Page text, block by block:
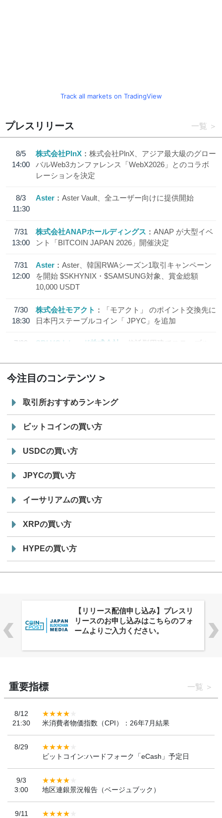
Track all markets on TradingView
プレスリリース 一覧
8/5
14:00
株式会社PlnX
株式会社PlnX、アジア最大級のグロー
バルWeb3カンファレンス「WebX2026」とのコラボ
レーションを決定
8/3
11:30
Aster Aster Vault、全ユーザー向けに提供開始
7/31
13:00
株式会社ANAPホールディングス
ANAP が大型イベ
ント「BITCOIN JAPAN 2026」開催決定
7/31
12:00
Aster
Aster、韓国RWAシーズン1取引キャンペーン
を開始 $SKHYNIX・$SAMSUNG対象、賞金総額
10,000 USDT
7/30
18:30
株式会社モアクト
「モアクト」 のポイント交換先に
日本円ステーブルコイン「 JPYC」を追加
7/29
SBI VCトレード株式会社
信託型円建てステーブル
今注目のコンテンツ
取引所おすすめランキング
ビットコインの買い方
USDCの買い方
JPYCの買い方
イーサリアムの買い方
XRPの買い方
HYPEの買い方
株式会社PlnX、アジア最大級のグロ
ーバルWeb3カンファレンス
「WebX2026」とのコラボレーショ
重要指標 一覧
8/12
21:30
米消費者物価指数（CPI）：26年7月結果
8/29
ビットコイン:ハードフォーク「eCash」予定日
9/3
3:00
地区連銀景況報告（ベージュブック）
9/11